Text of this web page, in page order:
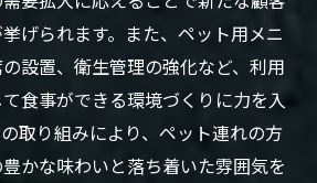
げられます。また、ペット用メニ
設置、衛生管理の強化など、利用
食事ができる環境づくりに力を入
取り組みにより、ペット連れの方
かな味わいと落ち着いた雰囲気を